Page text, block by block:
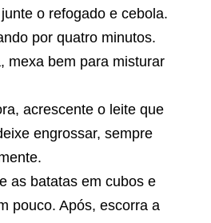
o refogado e cebola.
por quatro minutos.
mexa bem para misturar
acrescente o leite que
engrossar, sempre
as batatas em cubos e
pouco. Após, escorra a